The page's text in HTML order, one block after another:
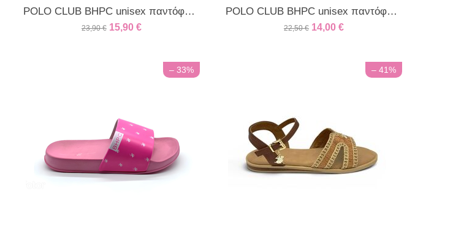
POLO CLUB BHPC unisex παντόφλα μπλε
23,90 € 15,90 €
POLO CLUB BHPC unisex παντόφλα ρόαγιαλ
22,50 € 14,00 €
– 33% – 41%